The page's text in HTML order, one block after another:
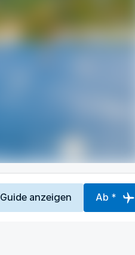
Guide anzeigen Ab *